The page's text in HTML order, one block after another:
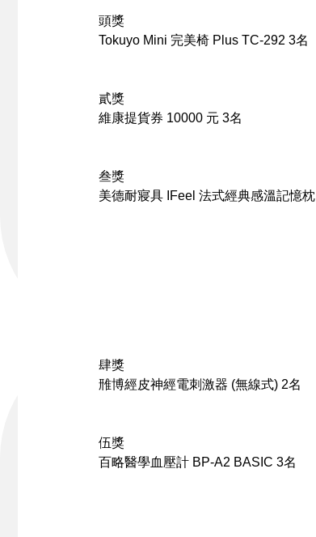
頭獎
Tokuyo Mini 完美椅 Plus TC-292 3名
貳獎
維康提貨券 10000 元 3名
叁獎
美德耐寢具 IFeel 法式經典感溫記憶枕
肆獎
雃博經皮神經電刺激器 (無線式) 2名
伍獎
百略醫學血壓計 BP-A2 BASIC 3名